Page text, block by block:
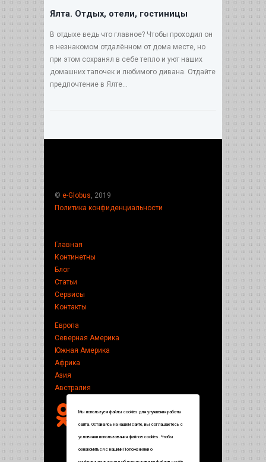
Ялта. Отдых, отели, гостиницы
В отдыхе ведь что главное? Чтобы проходил он
в незнакомом отдалённом от дома месте, но
при этом сохранял в себе тепло и уют наших
домашних тапочек и любимого дивана. Отдайте
предпочтение в Ялте...
© e-Globus, 2019
Политика конфиденциальности
Главная
Континетны
Блог
Статьи
Сервисы
Контакты
Европа
Северная Америка
Южная Америка
Африка
Азия
Австралия
Мы используем файлы cookies для улучшения работы
сайта. Оставаясь на нашем сайте, вы соглашаетесь с
условиями использования файлов cookies. Чтобы
ознакомиться с нашими Положениями о